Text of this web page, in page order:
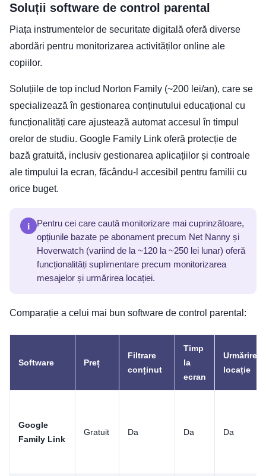
Soluții software de control parental
Piața instrumentelor de securitate digitală oferă diverse
abordări pentru monitorizarea activităților online ale
copiilor.
Soluțiile de top includ Norton Family (~200 lei/an), care se
specializează în gestionarea conținutului educațional cu
funcționalități care ajustează automat accesul în timpul
orelor de studiu. Google Family Link oferă protecție de
bază gratuită, inclusiv gestionarea aplicațiilor și controale
ale timpului la ecran, făcându-l accesibil pentru familii cu
orice buget.
i
Pentru cei care caută monitorizare mai cuprinzătoare,
opțiunile bazate pe abonament precum Net Nanny și
Hoverwatch (variind de la ~120 la ~250 lei lunar) oferă
funcționalități suplimentare precum monitorizarea
mesajelor și urmărirea locației.
Comparație a celui mai bun software de control parental:
Software Preț
Filtrare
conținut
Timp
la
ecran
Urmărire
locație
Google
Family Link
Gratuit Da Da Da